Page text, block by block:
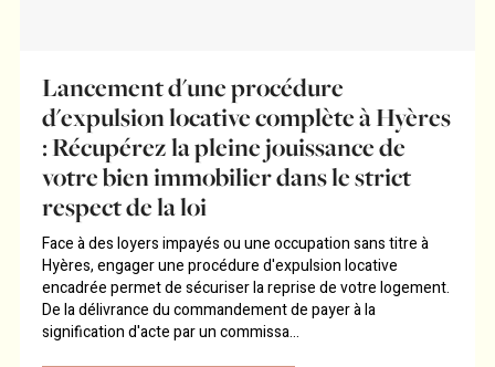
Lancement d'une procédure
d'expulsion locative complète à Hyères
: Récupérez la pleine jouissance de
votre bien immobilier dans le strict
respect de la loi
Face à des loyers impayés ou une occupation sans titre à
Hyères, engager une procédure d'expulsion locative
encadrée permet de sécuriser la reprise de votre logement.
De la délivrance du commandement de payer à la
signification d'acte par un commissa...